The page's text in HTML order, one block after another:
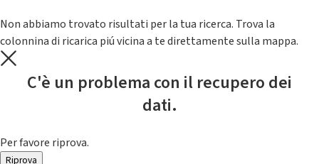
Non abbiamo trovato risultati per la tua ricerca. Trova la
colonnina di ricarica piú vicina a te direttamente sulla mappa.
C'è un problema con il recupero dei
dati.
Per favore riprova.
Riprova